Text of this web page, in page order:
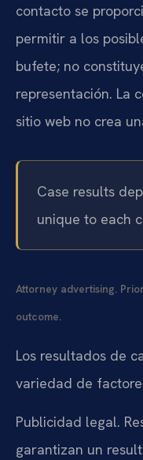
contacto se
permitir a los
bufete; no
representación. La
sitio web no crea
Case results
unique to each
Attorney advertising.
outcome.
Los resultados de
variedad de
Publicidad legal.
garantizan un